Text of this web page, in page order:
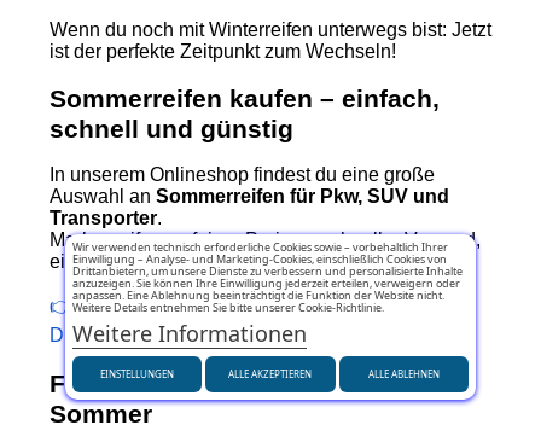
Wenn du noch mit Winterreifen unterwegs bist: Jetzt
ist der perfekte Zeitpunkt zum Wechseln!
Sommerreifen kaufen – einfach,
schnell und günstig
In unserem Onlineshop findest du eine große
Auswahl an Sommerreifen für Pkw, SUV und
Transporter.
Markenreifen zu fairen Preisen, schneller Versand,
einfache Bestellung.
👉 Jetzt Sommerreifen entdecken auf Pneumatici
Diretti
Fazit: Fahr sicher durch den
Sommer
Wir verwenden technisch erforderliche Cookies sowie – vorbehaltlich Ihrer
Einwilligung – Analyse- und Marketing-Cookies, einschließlich Cookies von
Drittanbietern, um unsere Dienste zu verbessern und personalisierte Inhalte
anzuzeigen. Sie können Ihre Einwilligung jederzeit erteilen, verweigern oder
anpassen. Eine Ablehnung beeinträchtigt die Funktion der Website nicht.
Weitere Details entnehmen Sie bitte unserer Cookie-Richtlinie.
Weitere Informationen
EINSTELLUNGEN ALLE ABLEHNEN
ALLE AKZEPTIEREN